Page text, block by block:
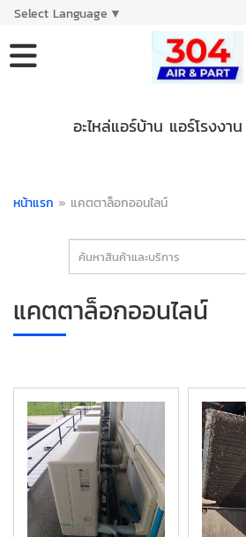
Select Language ▼
อะไหล่แอร์บ้าน แอร์โรงง
หน้าแรก » แคตตาล็อกออนไลน์
แคตตาล็อกออนไลน์